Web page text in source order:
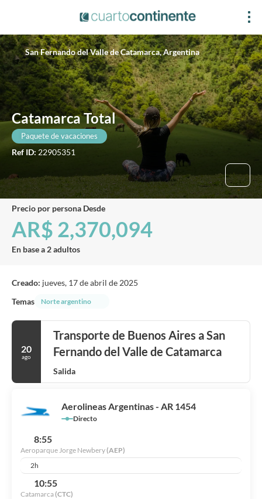
Catamarca Total
Paquete de vacaciones
Ref ID: 22905351
San Fernando del Valle de Catamarca, Argentina
precio por persona Desde
AR$ 2,370,094
En base a 2 adultos
Creado: jueves, 17 de abril de 2025
Temas
Norte argentino
20
ago
Transporte de Buenos Aires a San
Fernando del Valle de Catamarca
Salida
Aerolineas Argentinas - AR 1454
Directo
8:55
Aeroparque Jorge Newbery(AEP)
2h
10:55
Catamarca(CTC)